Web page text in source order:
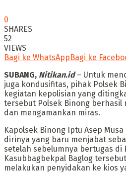
0
SHARES
52
VIEWS
Bagi ke WhatsAppBagi ke
SUBANG, Nitikan.id– Untuk
juga kondusifitas, pihak Polsek
kegiatan kepolisian yang
tersebut Polsek Binong berhasil
dan mengamankan miras.
Kapolsek Binong Iptu Asep
dirinya yang baru menjabat
setelah sebelumnya bertugas di
Kasubbagbekpal Baglog
melakukan penyidakan ke kios